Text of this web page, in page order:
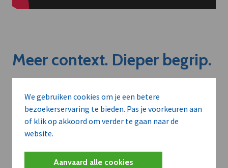
We gebruiken cookies om je een betere
bezoekerservaring te bieden. Pas je voorkeuren aan
of klik op akkoord om verder te gaan naar de
website.
Aanvaard alle cookies
Meer context. Dieper begrip.
Met een dVO-abonnement krijgt u dat nieuws in de juiste
zakelijke context — met inzicht in sectoren, bedrijven en
strategische bewegingen.
WAAROM BEDRIJVEN DVO GEBRUIKEN